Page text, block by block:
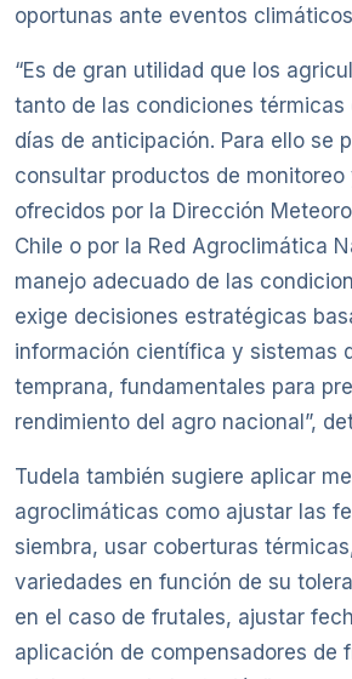
oportunas ante eventos
“Es de gran utilidad que los
tanto de las condiciones térmicas
días de anticipación. Para ello se
consultar productos de
ofrecidos por la Dirección
Chile o por la Red Agroclimática
manejo adecuado de las
exige decisiones estratégicas
información científica y sistemas
temprana, fundamentales para
rendimiento del agro nacional”,
Tudela también sugiere aplicar
agroclimáticas como ajustar las
siembra, usar coberturas
variedades en función de su
en el caso de frutales, ajustar
aplicación de compensadores de